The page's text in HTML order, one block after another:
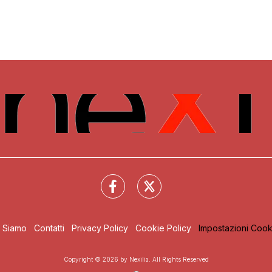
Siamo Contatti Privacy Policy Cookie Policy Impostazioni
Copyright © 2026 by Nexilia. All Rights Reserved